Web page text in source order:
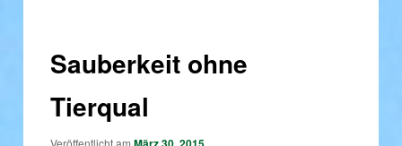
Sauberkeit ohne
Tierqual
Veröffentlicht am